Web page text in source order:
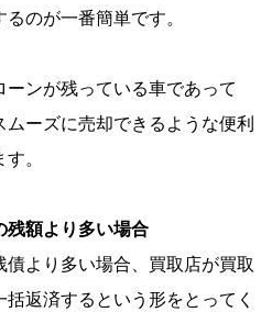
のが一番簡単です。
ンが残っている車であって
ーズに売却できるような便利
。
額より多い場合
より多い場合、買取店が買取
返済するという形をとってく